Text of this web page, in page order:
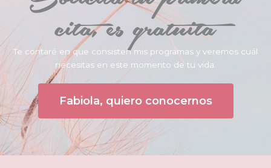
cita, es gratuita
Te contaré en que consisten mis programas y veremos cuál
necesitas en este momento de tu vida.
Fabiola, quiero conocernos